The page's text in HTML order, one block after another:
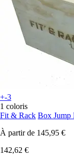
+-3
1 coloris
Fit & Rack Box Jump
À partir de 145,95 €
142,62 €